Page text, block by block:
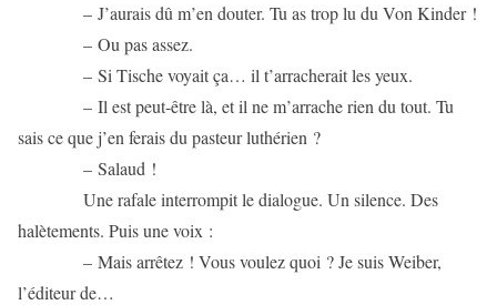
– J’aurais dû m’en douter. Tu as trop lu du Von Kinder !
– Ou pas assez.
– Si Tische voyait ça… il t’arracherait les yeux.
– Il est peut-être là, et il ne m’arrache rien du tout. Tu
sais ce que j’en ferais du pasteur luthérien ?
– Salaud !
Une rafale interrompit le dialogue. Un silence. Des
halètements. Puis une voix :
– Mais arrêtez ! Vous voulez quoi ? Je suis Weiber,
l’éditeur de…